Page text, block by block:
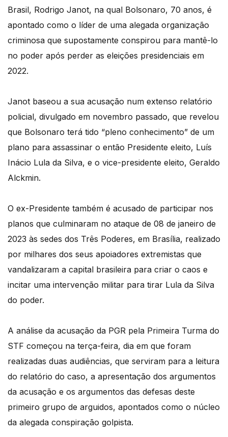
Brasil, Rodrigo Janot, na qual Bolsonaro, 70 anos, é
apontado como o líder de uma alegada organização
criminosa que supostamente conspirou para mantê-lo
no poder após perder as eleições presidenciais em
2022.
Janot baseou a sua acusação num extenso relatório
policial, divulgado em novembro passado, que revelou
que Bolsonaro terá tido “pleno conhecimento” de um
plano para assassinar o então Presidente eleito, Luís
Inácio Lula da Silva, e o vice-presidente eleito, Geraldo
Alckmin.
O ex-Presidente também é acusado de participar nos
planos que culminaram no ataque de 08 de janeiro de
2023 às sedes dos Três Poderes, em Brasília, realizado
por milhares dos seus apoiadores extremistas que
vandalizaram a capital brasileira para criar o caos e
incitar uma intervenção militar para tirar Lula da Silva
do poder.
A análise da acusação da PGR pela Primeira Turma do
STF começou na terça-feira, dia em que foram
realizadas duas audiências, que serviram para a leitura
do relatório do caso, a apresentação dos argumentos
da acusação e os argumentos das defesas deste
primeiro grupo de arguidos, apontados como o núcleo
da alegada conspiração golpista.